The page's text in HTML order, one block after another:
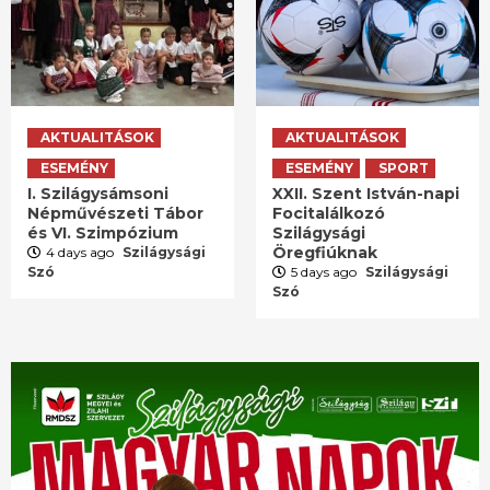
AKTUALITÁSOK
ESEMÉNY
I. Szilágysámsoni
Népművészeti Tábor
és VI. Szimpózium
4 days ago Szilágysági
Szó
AKTUALITÁSOK
ESEMÉNY
SPORT
XXII. Szent István-napi
Focitalálkozó
Szilágysági
Öregfiúknak
5 days ago Szilágysági
Szó